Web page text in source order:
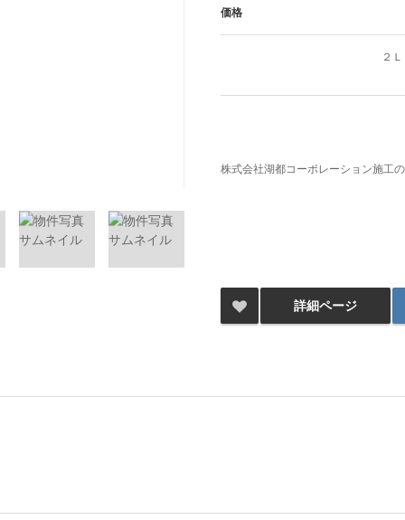
価格
２
株式会社湖都コーポレーション施工
詳細ページ